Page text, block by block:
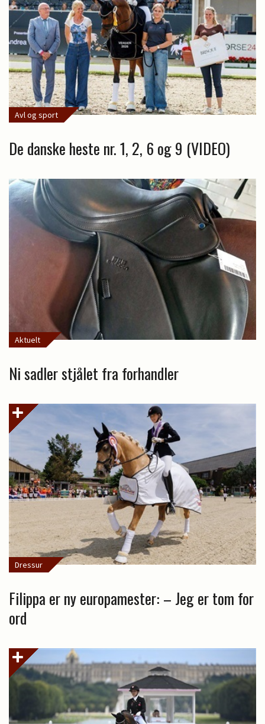
Avl og sport
De danske heste nr. 1, 2, 6 og 9 (VIDEO)
Aktuelt
Ni sadler stjålet fra forhandler
Dressur
Filippa er ny europamester: – Jeg er tom for
ord